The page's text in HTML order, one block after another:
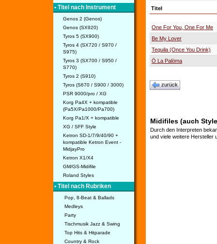
• Titel nach Instrument
Genos 2 (Genos)
Genos (SX920)
Tyros 5 (SX900)
Tyros 4 (SX720 / S970 /
S975)
Tyros 3 (SX700 / S950 /
S770)
Tyros 2 (S910)
Tyros (S670 / S900 / 3000)
PSR 9000/pro / XG
Korg Pa4X + kompatible
(Pa5X/Pa1000/Pa700)
Korg Pa1/X + kompatible
XG / SFF Style
Ketron SD-1/7/9/40/90 +
kompatible Ketron Event -
MidjayPro
Ketron X1/X4
GM/GS-Midifile
Roland Styles
• Titel nach Rubriken
Pop, 8-Beat & Ballads
Medleys
Party
Tischmusik Jazz & Swing
Top Hits & Hitparade
Country & Rock
Titel
One For You, One For Me
Be My Lover
Tequila (Once You Drink)
Ö La Palöma
zurück
Midifiles (auch
Durch den Interpreten
und viele weitere Hersteller